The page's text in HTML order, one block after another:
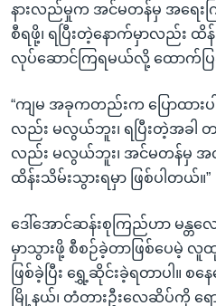
နားလည်မှုက အင်မတန်မှ အရေ
စီရဖို့၊ ရပြီးတဲ့နောက်မှာလည်း
လုပ်ဆောင်ကြရမယ်လို့ ထောက်ပြ
“ကျမ အခုကတည်းက ပြောထား
လည်း မလွယ်ဘူး၊ ရပြီးတဲ့အခါ
လည်း မလွယ်ဘူး၊ အင်မတန်မှ အလုပ်
ထိန်းသိမ်းသွားရမှာ ဖြစ်ပါတယ်။”
ဒေါ်အောင်ဆန်းစုကြည်ဟာ မန္တ
မှာသွားဖို့ စီစဉ်ခဲ့တာဖြစ်ပေမဲ့
ဖြစ်ခဲ့ပြီး ရွှေ့ဆိုင်းခဲ့ရတာပါ။ စ
မြို့နယ်၊ တံတားဦးလေဆိပ်ကို ရ